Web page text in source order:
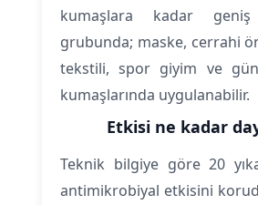
kumaşlara kadar
grubunda; maske, cerrahi
tekstili, spor giyim ve
kumaşlarında uygulanabilir.
Etkisi ne kadar
Teknik bilgiye göre 20
antimikrobiyal etkisini